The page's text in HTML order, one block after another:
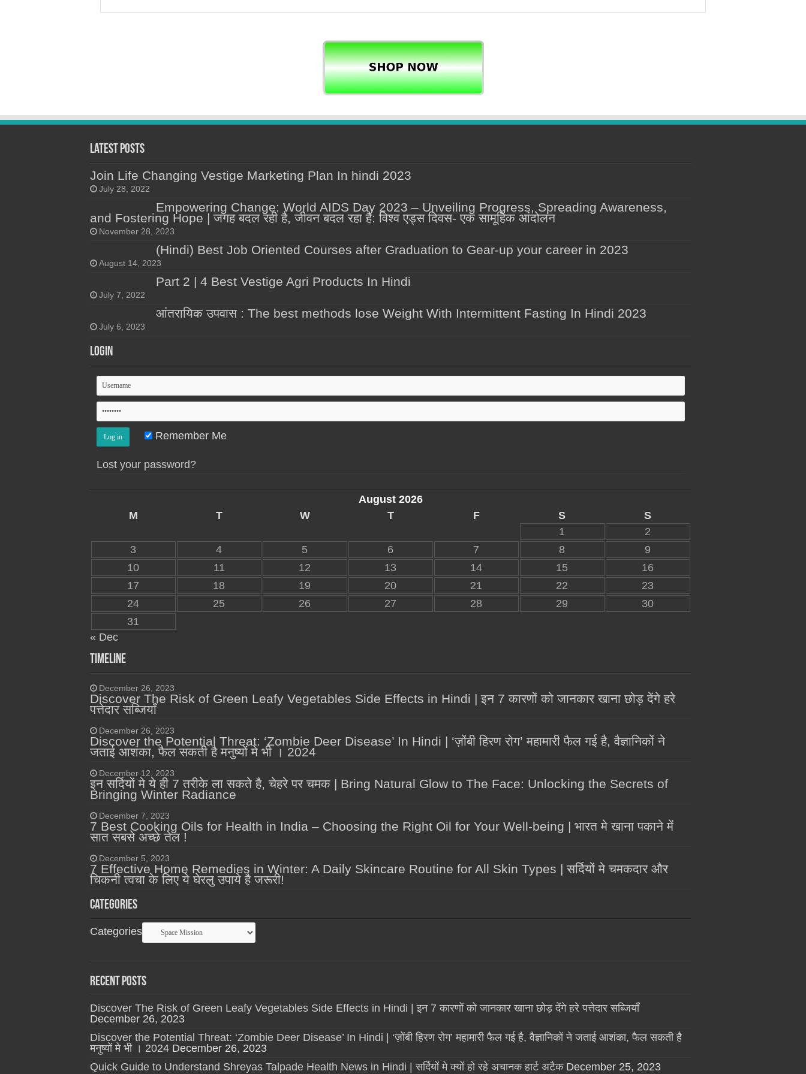
Latest Posts
Join Life Changing Vestige Marketing Plan In hindi 2023
July 28, 2022
Empowering Change: World AIDS Day 2023 – Unveiling Progress, Spreading Awareness,
and Fostering Hope | जगह बदल रही है, जीवन बदल रहा है: विश्व एड्स दिवस- एक सामूहिक आंदोलन
November 28, 2023
(Hindi) Best Job Oriented Courses after Graduation to Gear-up your career in 2023
August 14, 2023
Part 2 | 4 Best Vestige Agri Products In Hindi
July 7, 2022
आंतरायिक उपवास : The best methods lose Weight With Intermittent Fasting In Hindi 2023
July 6, 2023
Login
Remember Me
Lost your password?
August 2026
M
T W T F S
S
1
2
3
4 5 6 7 8
9
10
11 12 13 14 15
16
17
18 19 20 21 22
23
24
25 26 27 28 29
30
31
« Dec
Timeline
December 26, 2023
Discover The Risk of Green Leafy Vegetables Side Effects in Hindi | इन 7 कारणों को जानकार खाना छोड़ देंगे हरे
पत्तेदार सब्जियाँ
December 26, 2023
Discover the Potential Threat: ‘Zombie Deer Disease’ In Hindi | ‘ज़ोंबी हिरण रोग’ महामारी फैल गई है, वैज्ञानिकों ने
जताई आशंका, फैल सकती है मनुष्यों मे भी । 2024
December 12, 2023
इन सर्दियों मे ये ही 7 तरीके ला सकते है, चेहरे पर चमक | Bring Natural Glow to The Face: Unlocking the Secrets of
Bringing Winter Radiance
December 7, 2023
7 Best Cooking Oils for Health in India – Choosing the Right Oil for Your Well-being | भारत मे खाना पकाने में
सात सबसे अच्छे तेल !
December 5, 2023
7 Effective Home Remedies in Winter: A Daily Skincare Routine for All Skin Types | सर्दियों मे चमकदार और
चिकनी त्वचा के लिए ये घेरलु उपाये है जरूरी!
Categories
Categories
Recent Posts
Discover The Risk of Green Leafy Vegetables Side Effects in Hindi | इन 7 कारणों को जानकार खाना छोड़ देंगे हरे पत्तेदार सब्जियाँ
December 26, 2023
Discover the Potential Threat: ‘Zombie Deer Disease’ In Hindi | ‘ज़ोंबी हिरण रोग’ महामारी फैल गई है, वैज्ञानिकों ने जताई आशंका, फैल सकती है
मनुष्यों मे भी । 2024 December 26, 2023
Quick Guide to Understand Shreyas Talpade Health News in Hindi | सर्दियों मे क्यों हो रहे अचानक हार्ट अटैक December 25, 2023